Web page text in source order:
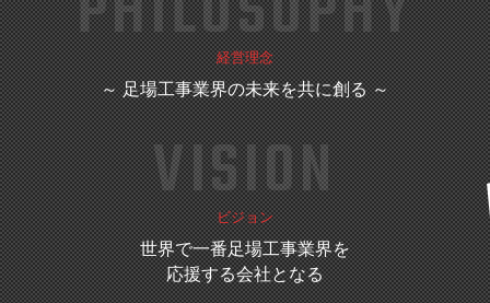
経営理念
～ 足場工事業界の未来を共に創る ～
VISION
ビジョン
世界で一番足場工事業界を
応援する会社となる